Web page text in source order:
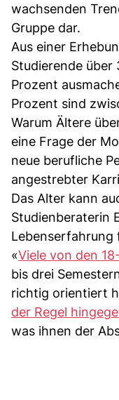
wachsenden
Gruppe dar.
Aus einer
Studierende über
Prozent
Prozent sind
Warum Ältere
eine Frage der
neue berufliche
angestrebter
Das Alter kann
Studienberaterin
Lebenserfahrung
«Viele von den
bis drei
richtig orientiert
der Regel
was ihnen der